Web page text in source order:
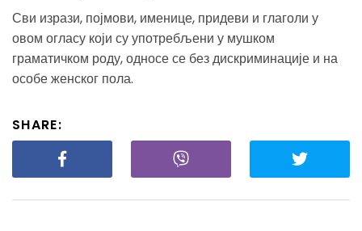
Сви изрази, појмови, именице, придеви и глаголи у
овом огласу који су употребљени у мушком
граматичком роду, односе се без дискриминације и на
особе женског пола.
SHARE: